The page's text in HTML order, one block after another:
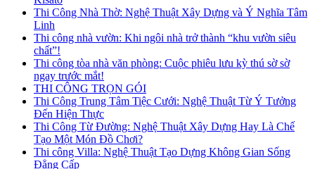
Thi Công Nhà Thờ: Nghệ Thuật Xây Dựng và Ý Nghĩa Tâm
Linh
Thi công nhà vườn: Khi ngôi nhà trở thành “khu vườn siêu
chất”!
Thi công tòa nhà văn phòng: Cuộc phiêu lưu kỳ thú sờ sờ
ngay trước mắt!
THI CÔNG TRỌN GÓI
Thi Công Trung Tâm Tiệc Cưới: Nghệ Thuật Từ Ý Tưởng
Đến Hiện Thực
Thi Công Từ Đường: Nghệ Thuật Xây Dựng Hay Là Chế
Tạo Một Món Đồ Chơi?
Thi công Villa: Nghệ Thuật Tạo Dựng Không Gian Sống
Đẳng Cấp